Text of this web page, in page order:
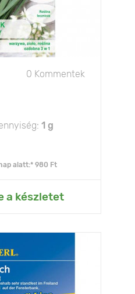
0 Kommentek
1 g
alatt:* 980 Ft
a készletet